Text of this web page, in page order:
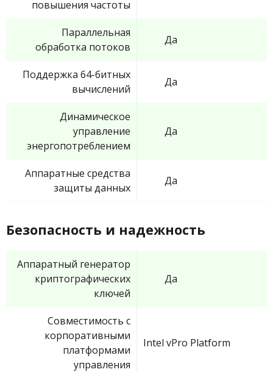
повышения частоты
Параллельная
обработка потоков
Да
Поддержка 64-битных
вычислений
Да
Динамическое
управление
энергопотреблением
Да
Аппаратные средства
защиты данных
Да
Безопасность и надежность
Аппаратный генератор
криптографических
ключей
Да
Совместимость с
корпоративными
платформами
управления
Intel vPro Platform